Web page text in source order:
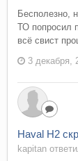
Бесполезно,
ТО попросил
всё свист
3 декабря,
Haval H2
kapitan